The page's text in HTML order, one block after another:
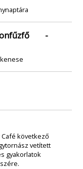
-
következő
vetített
gyakorlatok